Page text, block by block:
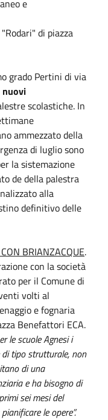
e
di piazza
grado Pertini di via
nuovi
scolastiche. In
ammezzato della
di luglio sono
la sistemazione
de della palestra
alla
definitivo delle
BRIANZACQUE.
con la società
per il Comune di
volti al
e fognaria
Benefattori ECA.
le scuole Agnesi i
tipo strutturale, non
di una
e ha bisogno di
sei mesi del
le opere”.